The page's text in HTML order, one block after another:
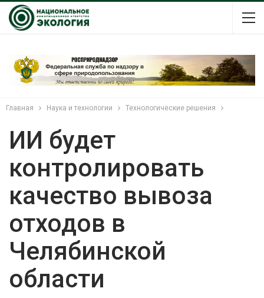
Главная Наука и технологии Технологические решения
ИИ будет
контролировать
качество вывоза
отходов в
Челябинской
области